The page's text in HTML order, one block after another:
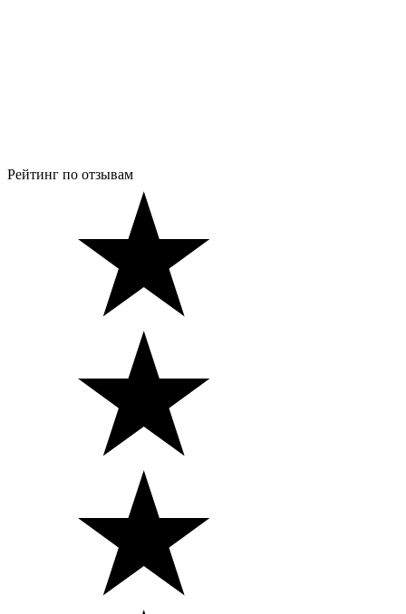
Рейтинг по отзывам